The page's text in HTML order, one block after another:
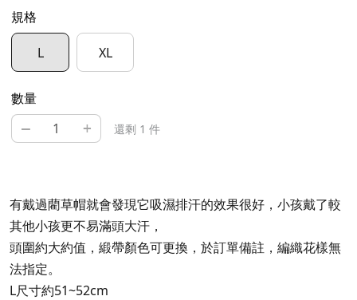
規格
L XL
數量
– + 還剩 1 件
有戴過藺草帽就會發現它吸濕排汗的效果很好，小孩戴了較
其他小孩更不易滿頭大汗，
頭圍約大約值，緞帶顏色可更換，於訂單備註，編織花樣無
法指定。
L尺寸約51~52cm